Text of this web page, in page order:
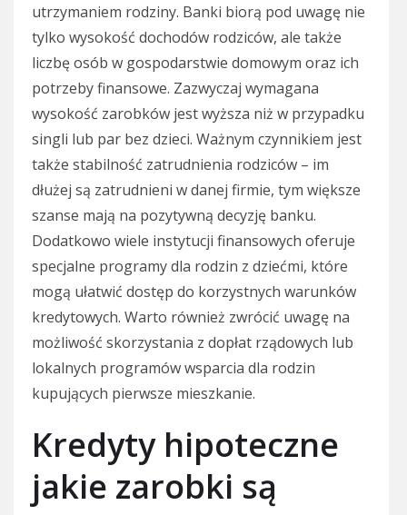
utrzymaniem rodziny. Banki biorą pod uwagę nie
tylko wysokość dochodów rodziców, ale także
liczbę osób w gospodarstwie domowym oraz ich
potrzeby finansowe. Zazwyczaj wymagana
wysokość zarobków jest wyższa niż w przypadku
singli lub par bez dzieci. Ważnym czynnikiem jest
także stabilność zatrudnienia rodziców – im
dłużej są zatrudnieni w danej firmie, tym większe
szanse mają na pozytywną decyzję banku.
Dodatkowo wiele instytucji finansowych oferuje
specjalne programy dla rodzin z dziećmi, które
mogą ułatwić dostęp do korzystnych warunków
kredytowych. Warto również zwrócić uwagę na
możliwość skorzystania z dopłat rządowych lub
lokalnych programów wsparcia dla rodzin
kupujących pierwsze mieszkanie.
Kredyty hipoteczne
jakie zarobki są